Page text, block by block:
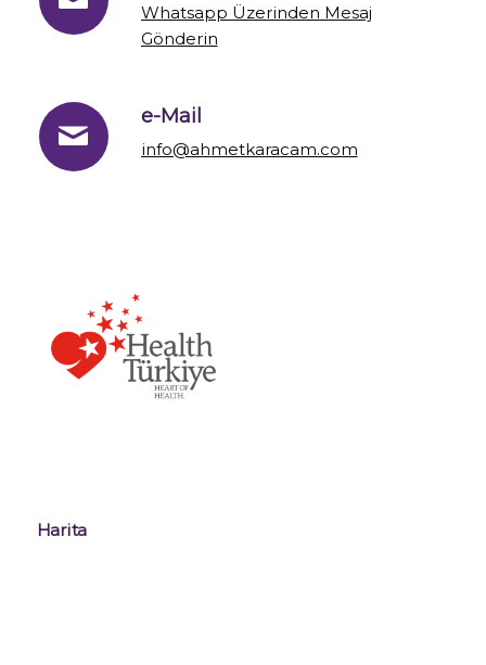
Whatsapp Üzerinden Mesaj
Gönderin
e-Mail
info@ahmetkaracam.com
Harita